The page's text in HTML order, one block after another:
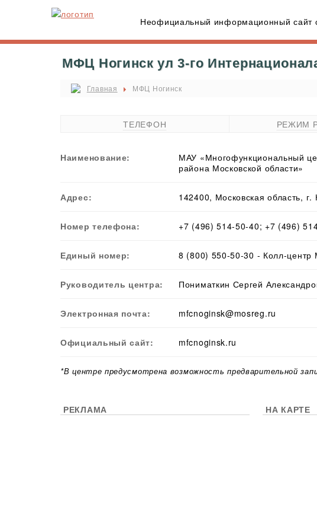
Неофициальный информационный сайт
МФЦ Ногинск ул 3-го
Главная МФЦ Ногинск
ТЕЛЕФОН РЕЖИМ
Наименование:
МАУ «Многофункциональный
района Московской области»
Адрес: 142400, Московская область,
Номер телефона: +7 (496) 514-50-40; +7 (496)
Единый номер: 8 (800) 550-50-30 - Колл-центр
Руководитель центра: Пониматкин Сергей
Электронная почта: mfcnoginsk@mosreg.ru
Официальный сайт: mfcnoginsk.ru
*В центре предусмотрена возможность предварительной
РЕКЛАМА НА КАРТЕ